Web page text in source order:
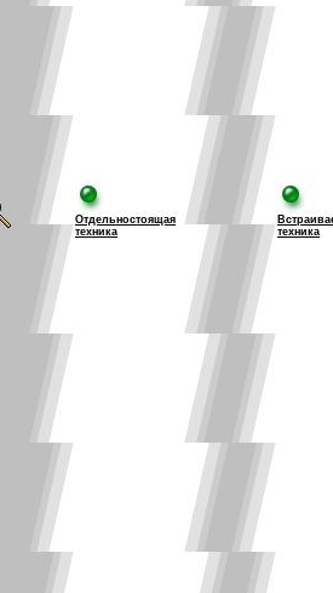
Отдельностоящая
техника
техника